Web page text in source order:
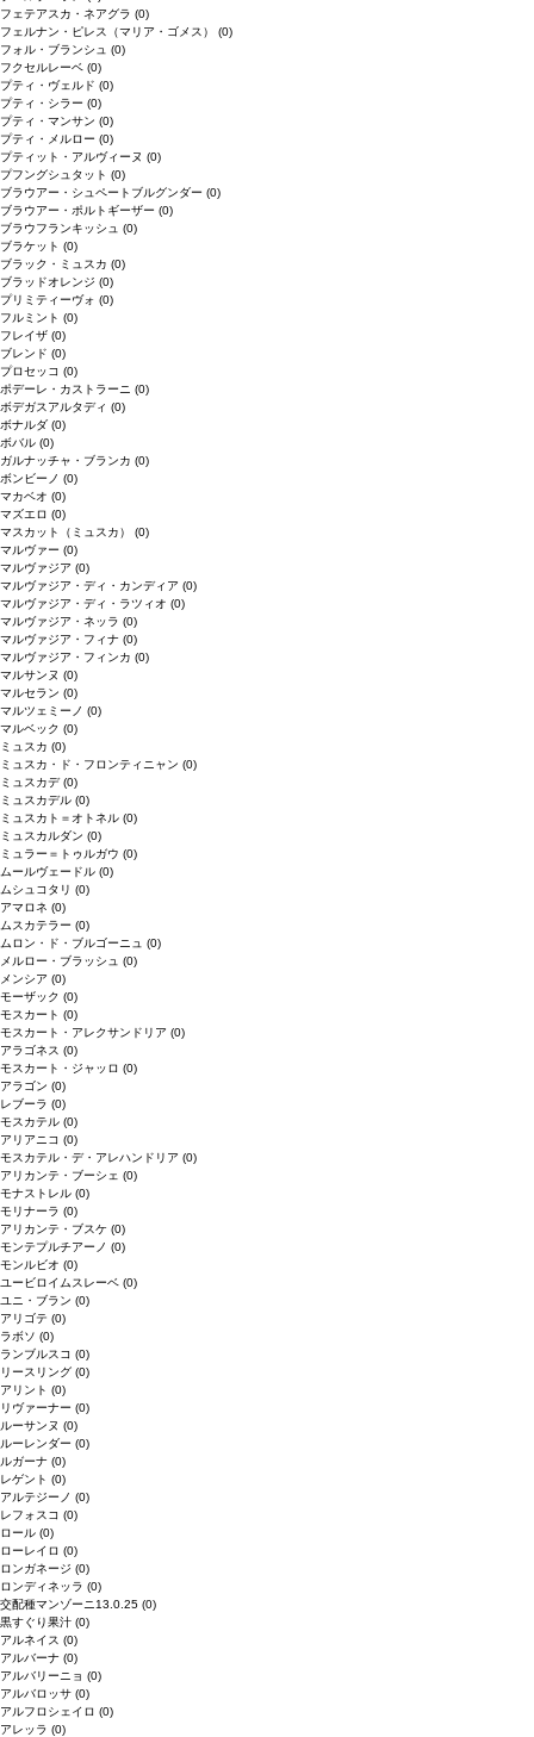
フェテアスカ・ネアグラ (0)
フェルナン・ピレス（マリア・ゴメス） (0)
フォル・ブランシュ (0)
フクセルレーベ (0)
プティ・ヴェルド (0)
プティ・シラー (0)
プティ・マンサン (0)
プティ・メルロー (0)
プティット・アルヴィーヌ (0)
プフングシュタット (0)
ブラウアー・シュペートブルグンダー (0)
ブラウアー・ポルトギーザー (0)
ブラウフランキッシュ (0)
ブラケット (0)
ブラック・ミュスカ (0)
ブラッドオレンジ (0)
プリミティーヴォ (0)
フルミント (0)
フレイザ (0)
ブレンド (0)
プロセッコ (0)
ポデーレ・カストラーニ (0)
ボデガスアルタディ (0)
ボナルダ (0)
ボバル (0)
ガルナッチャ・ブランカ (0)
ボンビーノ (0)
マカベオ (0)
マズエロ (0)
マスカット（ミュスカ） (0)
マルヴァー (0)
マルヴァジア (0)
マルヴァジア・ディ・カンディア (0)
マルヴァジア・ディ・ラツィオ (0)
マルヴァジア・ネッラ (0)
マルヴァジア・フィナ (0)
マルヴァジア・フィンカ (0)
マルサンヌ (0)
マルセラン (0)
マルツェミーノ (0)
マルベック (0)
ミュスカ (0)
ミュスカ・ド・フロンティニャン (0)
ミュスカデ(0)
ミュスカデル (0)
ミュスカト＝オトネル (0)
ミュスカルダン (0)
ミュラー＝トゥルガウ (0)
ムールヴェードル (0)
ムシュコタリ (0)
アマロネ (0)
ムスカテラー (0)
ムロン・ド・ブルゴーニュ (0)
メルロー・ブラッシュ (0)
メンシア (0)
モーザック (0)
モスカート (0)
モスカート・アレクサンドリア (0)
アラゴネス (0)
モスカート・ジャッロ (0)
アラゴン (0)
レブーラ (0)
モスカテル (0)
アリアニコ (0)
モスカテル・デ・アレハンドリア (0)
アリカンテ・ブーシェ (0)
モナストレル (0)
モリナーラ (0)
アリカンテ・ブスケ (0)
モンテプルチアーノ (0)
モンルビオ (0)
ユービロイムスレーベ (0)
ユニ・ブラン (0)
アリゴテ (0)
ラボソ (0)
ランブルスコ (0)
リースリング (0)
アリント (0)
リヴァーナー (0)
ルーサンヌ (0)
ルーレンダー (0)
ルガーナ (0)
レゲント (0)
アルテジーノ (0)
レフォスコ (0)
ロール (0)
ローレイロ (0)
ロンガネージ (0)
ロンディネッラ (0)
交配種マンゾーニ13.0.25 (0)
黒すぐり果汁 (0)
アルネイス (0)
アルバーナ (0)
アルバリーニョ (0)
アルバロッサ (0)
アルフロシェイロ (0)
アレッラ (0)